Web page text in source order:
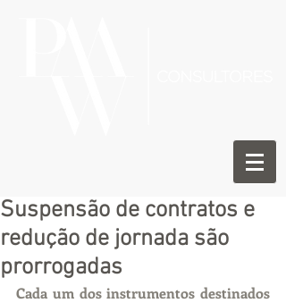
Suspensão de contratos e
redução de jornada são
prorrogadas
Cada um dos instrumentos destinados